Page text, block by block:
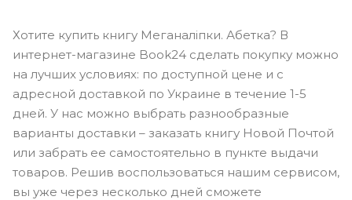
Хотите купить книгу Меганаліпки. Абетка? В
интернет-магазине Book24 сделать покупку можно
на лучших условиях: по доступной цене и с
адресной доставкой по Украине в течение 1-5
дней. У нас можно выбрать разнообразные
варианты доставки – заказать книгу Новой Почтой
или забрать ее самостоятельно в пункте выдачи
товаров. Решив воспользоваться нашим сервисом,
вы уже через несколько дней сможете